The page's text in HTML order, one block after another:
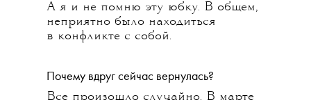
А я и не помню эту юбку. В общем,
неприятно было находиться
в конфликте с собой.
Почему вдруг сейчас вернулась?
Все произошло случайно. В марте